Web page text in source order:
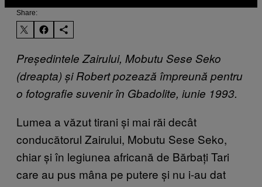
Share:
Președintele Zairului, Mobutu Sese Seko
(dreapta) și Robert pozează împreună pentru
o fotografie suvenir în Gbadolite, iunie 1993.
Lumea a văzut tirani și mai răi decât
conducătorul Zairului, Mobutu Sese Seko,
chiar și în legiunea africană de Bărbați Tari
care au pus mâna pe putere și nu i-au dat